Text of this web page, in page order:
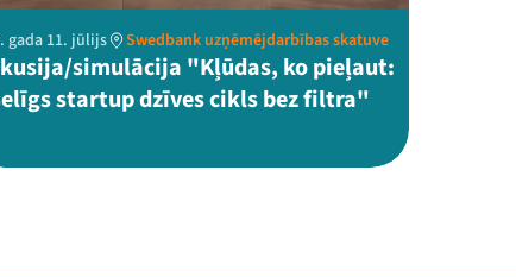
gada 11. jūlijs Swedbank uzņēmējdarbības skatuve
simulācija "Kļūdas, ko pieļaut:
startup dzīves cikls bez filtra"